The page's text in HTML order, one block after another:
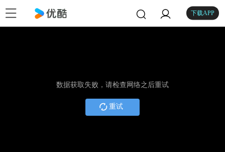
下载APP
数据获取失败，请检查网络之后重试
重试